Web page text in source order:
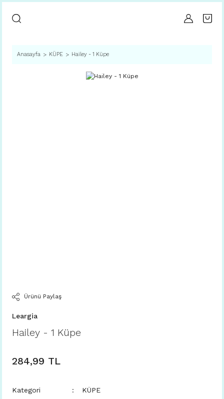
Anasayfa KÜPE Hailey - 1 Küpe
Ürünü Paylaş
Leargia
Hailey - 1 Küpe
284,99 TL
Kategori
KÜPE